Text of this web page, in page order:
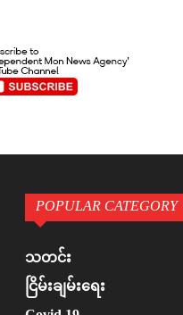
POPULAR CATEGORY
သတင်း
ငြိမ်းချမ်းရေး